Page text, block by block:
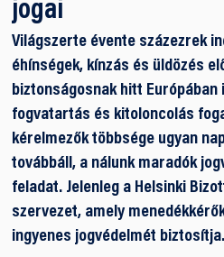
jogai
Világszerte évente százezrek
éhínségek, kínzás és üldözés
biztonságosnak hitt
fogvatartás és kitoloncolás
kérelmezők többsége ugyan
továbbáll, a nálunk maradók
feladat. Jelenleg a Helsinki
szervezet, amely
ingyenes jogvédelmét biztosítja.